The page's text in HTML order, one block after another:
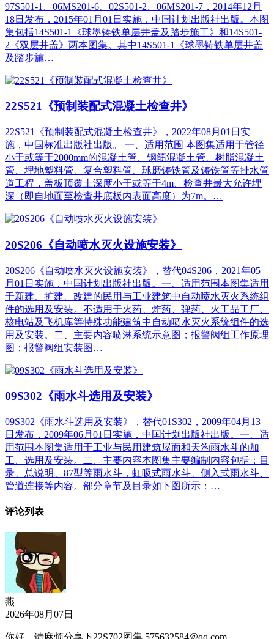
97S501-1、06MS201-6、02S501-2、06MS201-7，2014年12月
18日发布，2015年01月01日实施，中国计划出版社出版。本图
集包括14S501-1《球墨铸铁单层井盖及踏步施工》和14S501-
2《双层井盖》两本图集。其中14S501-1《球墨铸铁单层井盖
及踏步施…
22S521《预制装配式混凝土检查井》
22S521《预制装配式混凝土检查井》，2022年08月01日实
施，中国标准出版社出版。 一、适用范围 本图集适用于管径
小于或等于2000mm的混凝土管、钢筋混凝土管、树脂混凝土
管、埋地塑料管、复合塑料管、球磨铸铁管及铸铁管等排水管
道工程，盖板顶覆土深度小于或等于4m、检查井最大允许埋
深（即自地面至检查井底板内表面高度）为7m。…
20S206《自动喷水灭火设施安装》
20S206《自动喷水灭火设施安装》，替代04S206，2021年05
月01日实施，中国计划出版社出版。一、适用范围本图集适用
于新建、扩建、改建的民用与工业建筑中自动喷水灭火系统组
件的选用及安装。不适用于火药、炸药、弹药、火工品工厂、
核电站及飞机库等特殊功能建筑中自动喷水灭火系统组件的选
用及安装。二、主要内容喷淋系统示意图；报警阀组工作原理
图；报警阀组安装图…
09S302《雨水斗选用及安装》
09S302《雨水斗选用及安装》，替代01S302，2009年04月13
日发布，2009年06月01日实施，中国计划出版社出版。一、适
用范围本图集适用于工业与民用建筑屋面和天沟雨水斗的加
工、选用及安装。二、主要内容本图集主要编制内容包括：目
录、总说明、87型等雨水斗，虹吸式雨水斗、侧入式雨水斗、
管道连接等内容。部分章节及目录如下图所示：…
评论列表
燕
2026年08月07日
你好，请麻烦分享下22S702图集 575632584@qq.com